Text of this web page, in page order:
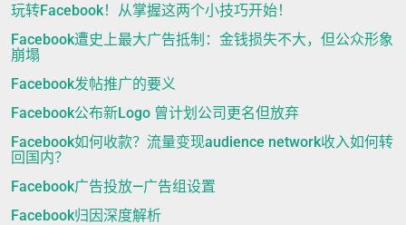
玩转Facebook！从掌握这两个小技巧开始！
Facebook遭史上最大广告抵制：金钱损失不大，但公众形象
崩塌
Facebook发帖推广的要义
Facebook公布新Logo 曾计划公司更名但放弃
Facebook如何收款？流量变现audience network收入如何转
回国内？
Facebook广告投放—广告组设置
Facebook归因深度解析